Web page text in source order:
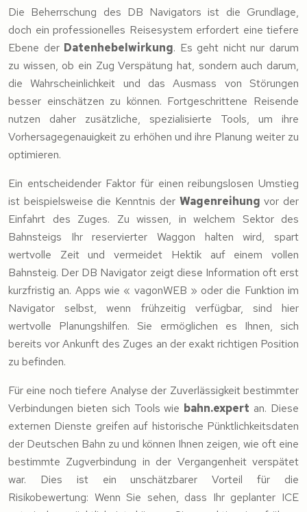
Die Beherrschung des DB Navigators ist die Grundlage,
doch ein professionelles Reisesystem erfordert eine tiefere
Ebene der Datenhebelwirkung. Es geht nicht nur darum
zu wissen, ob ein Zug Verspätung hat, sondern auch darum,
die Wahrscheinlichkeit und das Ausmass von Störungen
besser einschätzen zu können. Fortgeschrittene Reisende
nutzen daher zusätzliche, spezialisierte Tools, um ihre
Vorhersagegenauigkeit zu erhöhen und ihre Planung weiter zu
optimieren.
Ein entscheidender Faktor für einen reibungslosen Umstieg
ist beispielsweise die Kenntnis der Wagenreihung vor der
Einfahrt des Zuges. Zu wissen, in welchem Sektor des
Bahnsteigs Ihr reservierter Waggon halten wird, spart
wertvolle Zeit und vermeidet Hektik auf einem vollen
Bahnsteig. Der DB Navigator zeigt diese Information oft erst
kurzfristig an. Apps wie « vagonWEB » oder die Funktion im
Navigator selbst, wenn frühzeitig verfügbar, sind hier
wertvolle Planungshilfen. Sie ermöglichen es Ihnen, sich
bereits vor Ankunft des Zuges an der exakt richtigen Position
zu befinden.
Für eine noch tiefere Analyse der Zuverlässigkeit bestimmter
Verbindungen bieten sich Tools wie bahn.expert an. Diese
externen Dienste greifen auf historische Pünktlichkeitsdaten
der Deutschen Bahn zu und können Ihnen zeigen, wie oft eine
bestimmte Zugverbindung in der Vergangenheit verspätet
war. Dies ist ein unschätzbarer Vorteil für die
Risikobewertung: Wenn Sie sehen, dass Ihr geplanter ICE